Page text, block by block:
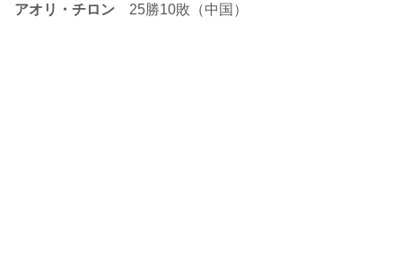
アオリ・チロン 25勝10敗（中国）